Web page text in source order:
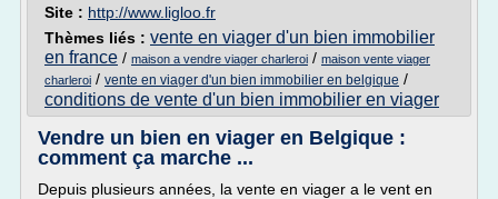
Site : http://www.ligloo.fr
Thèmes liés : vente en viager d'un bien immobilier
en france / maison a vendre viager charleroi / maison vente viager
charleroi / vente en viager d'un bien immobilier en belgique /
conditions de vente d'un bien immobilier en viager
Vendre un bien en viager en Belgique :
comment ça marche ...
Depuis plusieurs années, la vente en viager a le vent en